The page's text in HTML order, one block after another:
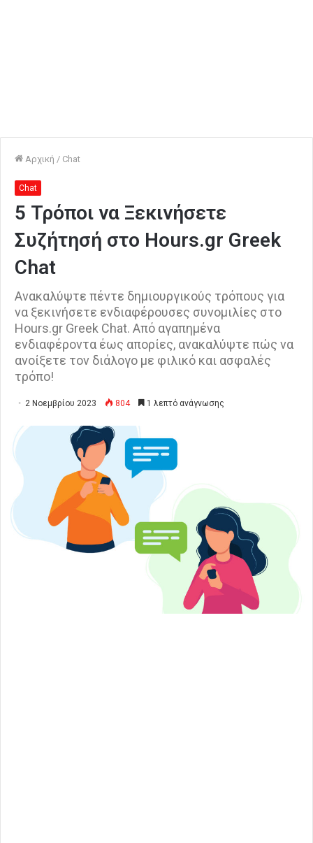
Αρχική / Chat
Chat
5 Τρόποι να Ξεκινήσετε
Συζήτησή στο Hours.gr Greek
Chat
Ανακαλύψτε πέντε δημιουργικούς τρόπους για
να ξεκινήσετε ενδιαφέρουσες συνομιλίες στο
Hours.gr Greek Chat. Από αγαπημένα
ενδιαφέροντα έως απορίες, ανακαλύψτε πώς να
ανοίξετε τον διάλογο με φιλικό και ασφαλές
τρόπο!
2 Νοεμβρίου 2023 804 1 λεπτό ανάγνωσης